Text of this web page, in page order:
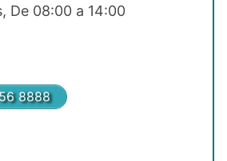
De 08:00 a 14:00
8888